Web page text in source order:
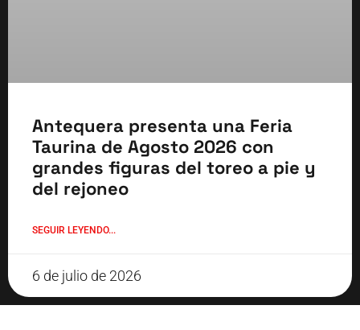
Antequera presenta una Feria
Taurina de Agosto 2026 con
grandes figuras del toreo a pie y
del rejoneo
SEGUIR LEYENDO...
6 de julio de 2026